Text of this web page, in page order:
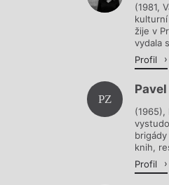
(1981,
žije v
vydala
Profil
PZ
(1965),
knih,
Profil